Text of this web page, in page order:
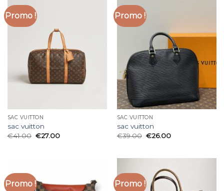
Promo !
SAC VUITTON
sac vuitton
€41.00 €27.00
Promo !
SAC VUITTON
sac vuitton
€39.00 €26.00
Promo ! Promo !